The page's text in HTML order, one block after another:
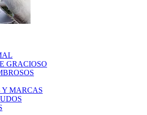
GRACIOSO
Y MARCAS